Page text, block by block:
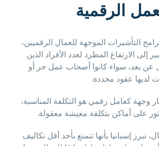
الرقمية
التأشيرات الموجهة للعمال الرقميين،
إلى الارتفاع المطرد لعدد الأفراد الذين
عن بعد، سواء كانوا أصحاب عمل حر أو
عقود محددة.
وجهة كعامل رقمي هو التكلفة المناسبة،
على أماكن بتكلفة معيشة معقولة.
تبرز إسبانيا بأنها تتمتع بأحد أقل تكاليف